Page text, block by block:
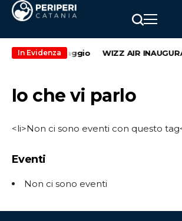
In Evidenza
weekend di maggio WIZZ AIR
Io che vi parlo
<li>Non ci sono eventi con questo
Eventi
Non ci sono eventi